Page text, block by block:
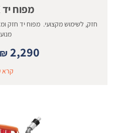
מפוח יד 525BX
חזק, לשימוש מקצועי. מפוח יד חזק
₪ 2,290
קרא